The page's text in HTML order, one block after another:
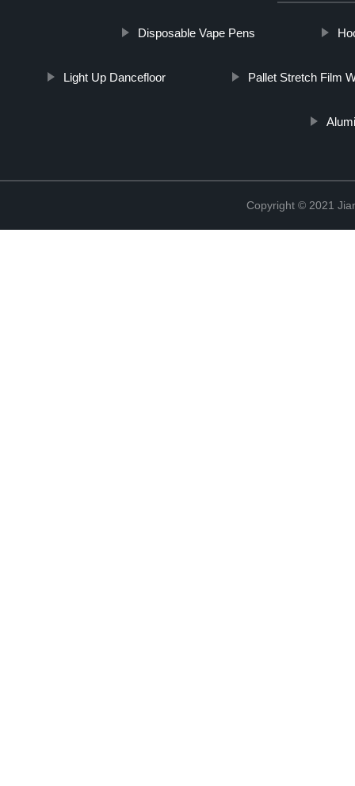
Disposable Vape Pens
Light Up Dancefloor Pallet Stretch Film
Copyright © 2021